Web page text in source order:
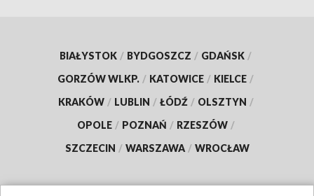
BIAŁYSTOK / BYDGOSZCZ / GDAŃSK /
GORZÓW WLKP. / KATOWICE / KIELCE /
KRAKÓW / LUBLIN / ŁÓDŹ / OLSZTYN /
OPOLE / POZNAŃ / RZESZÓW /
SZCZECIN / WARSZAWA / WROCŁAW